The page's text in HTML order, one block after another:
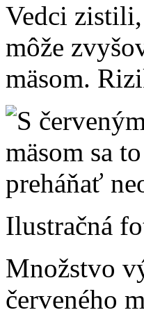
Vedci
môže
mäsom.
Ilustračná
Množstvo
červeného